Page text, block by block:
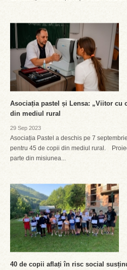
Asociația pastel și Lensa: „Viitor cu
din mediul rural
29 Sep 2023
Asociația Pastel a deschis pe 7
pentru 45 de copii din mediul rural.
parte din misiunea...
40 de copii aflați în risc social